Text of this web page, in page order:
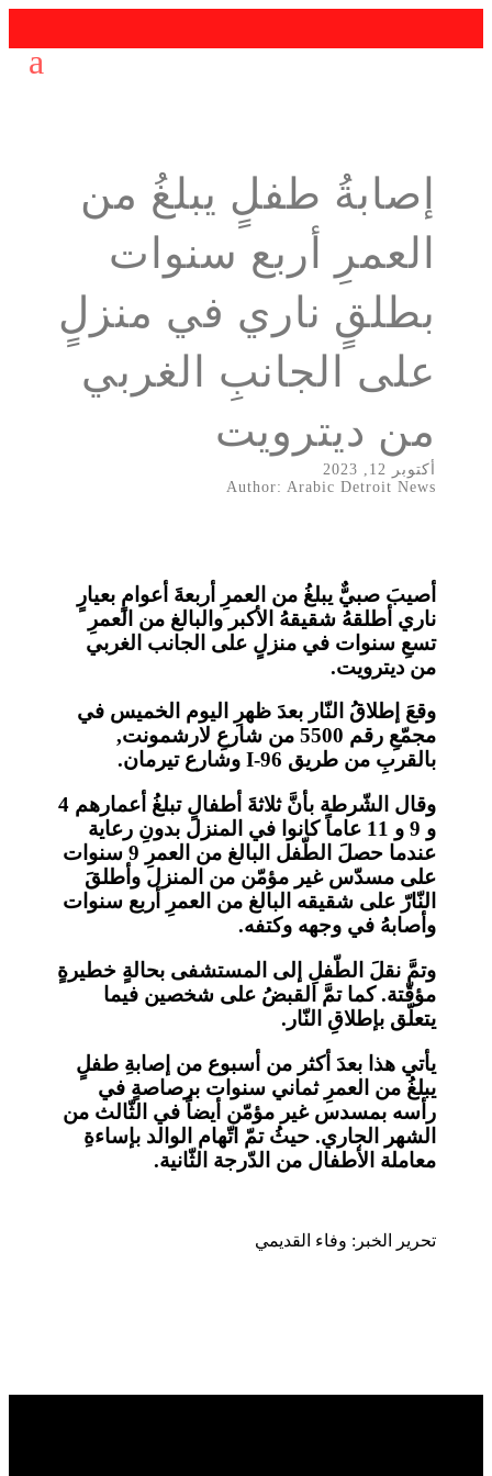
إصابةُ طفلٍ يبلغُ من
العمرِ أربع سنوات
بطلقٍ ناري في منزلٍ
على الجانبِ الغربي
من ديترويت
أكتوبر 12, 2023
Author: Arabic Detroit News
أصيبَ صبيٌّ يبلغُ من العمرِ أربعةَ أعوامٍ بعيارٍ
ناري أطلقهُ شقيقهُ الأكبر والبالغ من العمرِ
تسعِ سنوات في منزلٍ على الجانب الغربي
من ديترويت.
وقعَ إطلاقُ النّار بعدَ ظهرِ اليوم الخميس في
مجمّعِ رقم 5500 من شارعِ لارشمونت,
بالقربِ من طريق I-96 وشارع تيرمان.
وقال الشّرطة بأنَّ ثلاثةَ أطفالٍ تبلغُ أعمارهم 4
و 9 و 11 عاماً كانوا في المنزل بدونِ رعاية
عندما حصلَ الطّفل البالغ من العمرِ 9 سنوات
على مسدّس غير مؤمّن من المنزل وأطلقَ
النّارّ على شقيقه البالغ من العمرِ أربع سنوات
وأصابهُ في وجهه وكتفه.
وتمَّ نقلَ الطّفلِ إلى المستشفى بحالةٍ خطيرةٍ
مؤقّتة. كما تمَّ القبضُ على شخصين فيما
يتعلّق بإطلاقِ النّار.
يأتي هذا بعدَ أكثر من أسبوع من إصابةِ طفلٍ
يبلغُ من العمرِ ثماني سنوات برصاصةٍ في
رأسه بمسدس غير مؤمّن أيضاً في الثّالث من
الشهر الجاري. حيثُ تمّ اتّهام الوالد بإساءةِ
معاملة الأطفال من الدّرجة الثّانية.
تحرير الخبر: وفاء القديمي